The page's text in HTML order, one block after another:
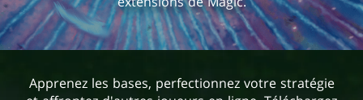
Apprenez les bases, perfectionnez votre stratégie